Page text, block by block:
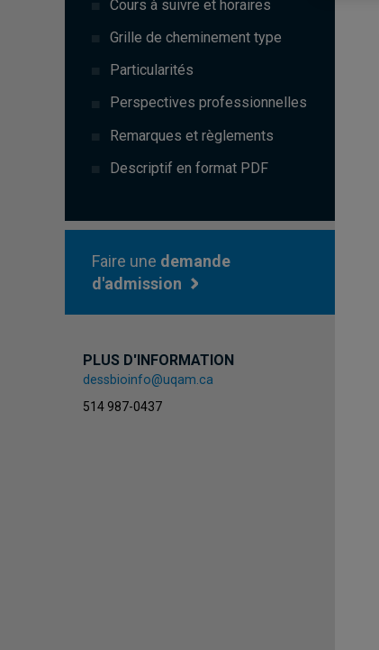
Cours à suivre et horaires
Grille de cheminement type
Particularités
Perspectives professionnelles
Remarques et règlements
Descriptif en format PDF
Faire une demande
d'admission
PLUS D'INFORMATION
dessbioinfo@uqam.ca
514 987-0437